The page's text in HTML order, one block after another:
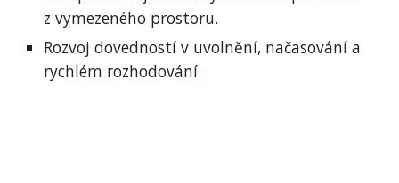
z vymezeného prostoru.
Rozvoj dovedností v uvolnění, načasování a
rychlém rozhodování.